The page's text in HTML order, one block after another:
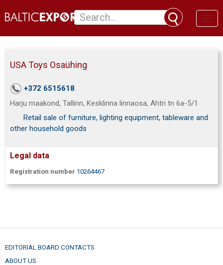
USA Toys Osaühing
+372 6515618
Harju maakond, Tallinn, Kesklinna linnaosa, Ahtri tn 6a-5/1
Retail sale of furniture, lighting equipment, tableware and
other household goods
Legal data
Registration number 10264467
EDITORIAL BOARD CONTACTS
ABOUT US